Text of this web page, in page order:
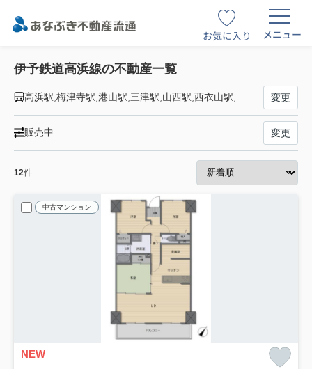
お気に入り メニュー
伊予鉄道高浜線の不動産一覧
高浜駅,梅津寺駅,港山駅,三津駅,山西駅,西衣山駅,衣山駅,古町駅,大手町駅,松山市駅 変更
販売中 変更
12件
中古マンション
NEW